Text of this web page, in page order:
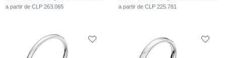
a partir de CLP 263.065 a partir de CLP 225.781